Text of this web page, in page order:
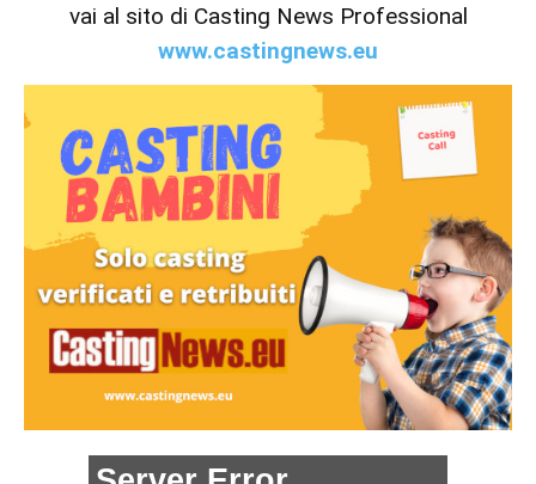
vai al sito di Casting News Professional
www.castingnews.eu